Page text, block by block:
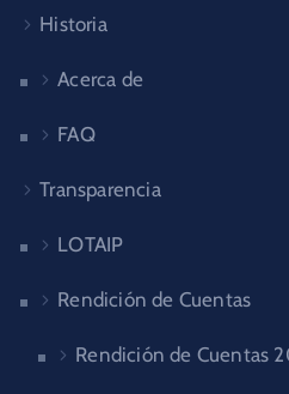
Historia
Acerca de
FAQ
Transparencia
LOTAIP
Rendición de Cuentas
Rendición de Cuentas